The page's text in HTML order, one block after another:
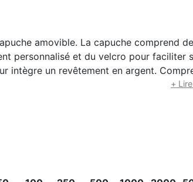
amovible. La capuche comprend
personnalisé et du velcro pour faciliter
intègre un revêtement en argent.
assortie. Inclut : deux poches
un ajustement confortable et un bas
l'une des poches, facilitant le pliage et le
pas utilisé.
+